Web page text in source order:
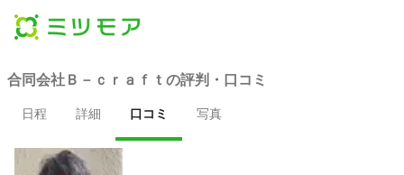
合同会社Ｂ－ｃｒａｆｔの評判・口コミ
日程 詳細 口コミ 写真